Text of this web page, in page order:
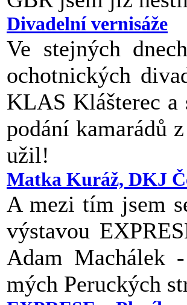
Divadelní vernisáže
Ve stejných
ochotnických
KLAS Klášterec a
podání kamarádů
užil!
Matka Kuráž, DKJ
A mezi tím jsem
výstavou
Adam Machálek
mých Peruckých